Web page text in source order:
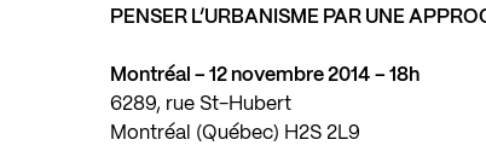
PENSER L’URBANISME PAR UNE
Montréal – 12 novembre 2014 – 18h
6289, rue St-Hubert
Montréal (Québec) H2S 2L9